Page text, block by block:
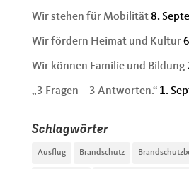
Wir stehen für Mobilität 8.
Wir fördern Heimat und Kultur
Wir können Familie und Bildung
„3 Fragen – 3 Antworten.“ 1.
Schlagwörter
Ausflug Brandschutz